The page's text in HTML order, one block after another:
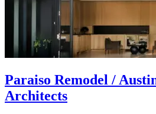
Paraiso Remodel /
Architects